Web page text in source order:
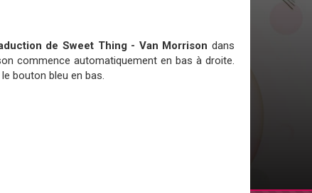
de Sweet Thing - Van Morrisondans
commence automatiquement en bas à droite.
bouton bleu en bas.